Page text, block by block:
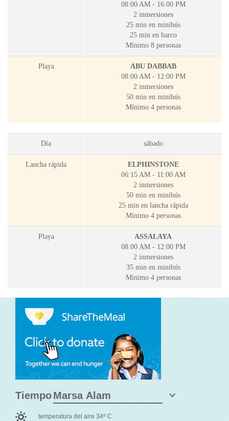
08:00 AM - 16:00 PM
2 inmersiones
25 min en minibús
25 min en barco
Mínimo 8 personas
Playa
ABU DABBAB
08:00 AM - 12:00 PM
2 inmersiones
50 min en minibús
Mínimo 4 personas
Día sábado
Lancha rápida
ELPHINSTONE
06:15 AM - 11:00 AM
2 inmersiones
50 min en minibús
25 min en lancha rápida
Mínimo 4 personas
Playa
ASSALAYA
08:00 AM - 12:00 PM
2 inmersiones
35 min en minibús
Mínimo 4 personas
Tiempo
temperatura del aire 34o C